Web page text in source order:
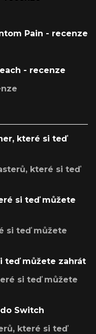
Pain - recenze
- recenze
které si teď
které si teď
si teď můžete
si teď můžete
teď můžete zahrát
si teď můžete
Switch
které si teď